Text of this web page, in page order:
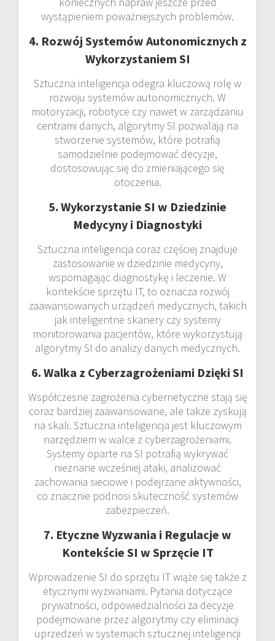
wystąpieniem poważniejszych problemów.
4. Rozwój Systemów Autonomicznych z
Wykorzystaniem SI
Sztuczna inteligencja odegra kluczową rolę w
rozwoju systemów autonomicznych. W
motoryzacji, robotyce czy nawet w zarządzaniu
centrami danych, algorytmy SI pozwalają na
stworzenie systemów, które potrafią
samodzielnie podejmować decyzje,
dostosowując się do zmieniającego się
otoczenia.
5. Wykorzystanie SI w Dziedzinie
Medycyny i Diagnostyki
Sztuczna inteligencja coraz częściej znajduje
zastosowanie w dziedzinie medycyny,
wspomagając diagnostykę i leczenie. W
kontekście sprzętu IT, to oznacza rozwój
zaawansowanych urządzeń medycznych, takich
jak inteligentne skanery czy systemy
monitorowania pacjentów, które wykorzystują
algorytmy SI do analizy danych medycznych.
6. Walka z Cyberzagrożeniami Dzięki SI
Współczesne zagrożenia cybernetyczne stają się
coraz bardziej zaawansowane, ale także zyskują
na skali. Sztuczna inteligencja jest kluczowym
narzędziem w walce z cyberzagrożeniami.
Systemy oparte na SI potrafią wykrywać
nieznane wcześniej ataki, analizować
zachowania sieciowe i podejrzane aktywności,
co znacznie podnosi skuteczność systemów
zabezpieczeń.
7. Etyczne Wyzwania i Regulacje w
Kontekście SI w Sprzęcie IT
Wprowadzenie SI do sprzętu IT wiąże się także z
etycznymi wyzwaniami. Pytania dotyczące
prywatności, odpowiedzialności za decyzje
podejmowane przez algorytmy czy eliminacji
uprzedzeń w systemach sztucznej inteligencji